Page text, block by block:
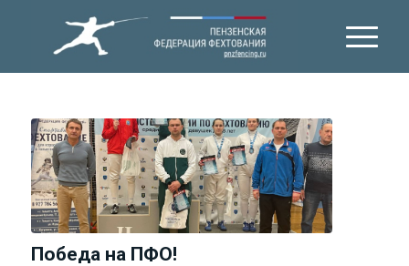
Победа на ПФО!